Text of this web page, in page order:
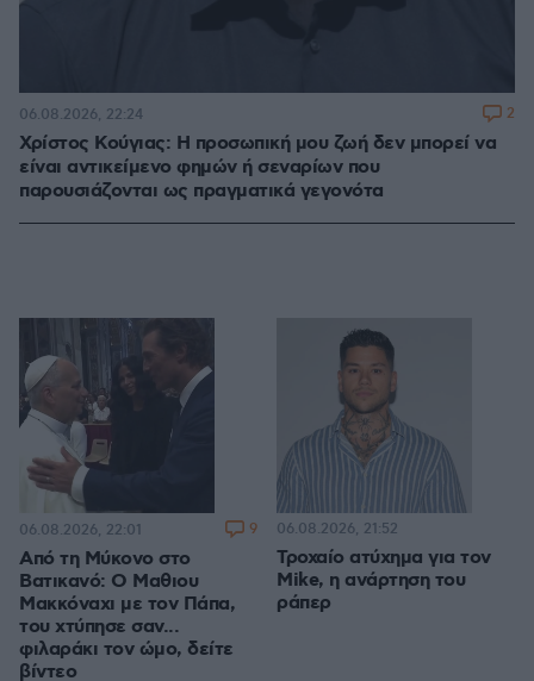
Χρίστος Κούγιας: Η προσωπική μου ζωή δεν μπορεί να
είναι αντικείμενο φημών ή σεναρίων που
παρουσιάζονται ως πραγματικά γεγονότα
06.08.2026, 22:24 2
Από τη Μύκονο στο
Βατικανό: Ο Μαθιου
Μακκόναχι με τον Πάπα,
του χτύπησε σαν...
φιλαράκι τον ώμο, δείτε
βίντεο
06.08.2026, 22:01 9
Τροχαίο ατύχημα για τον
Mike, η ανάρτηση του
ράπερ
06.08.2026, 21:52